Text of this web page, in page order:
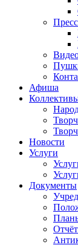
Афиша
Новости
Услуги
Документы